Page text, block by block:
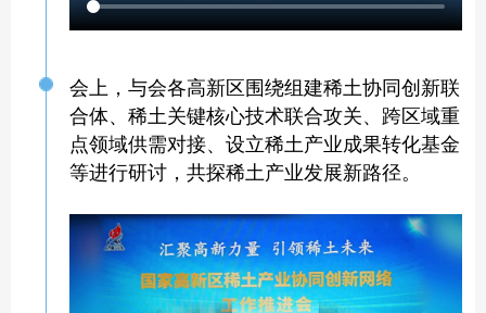
会上，与会各高新区围绕组建稀土协同创新联
合体、稀土关键核心技术联合攻关、跨区域重
点领域供需对接、设立稀土产业成果转化基金
等进行研讨，共探稀土产业发展新路径。